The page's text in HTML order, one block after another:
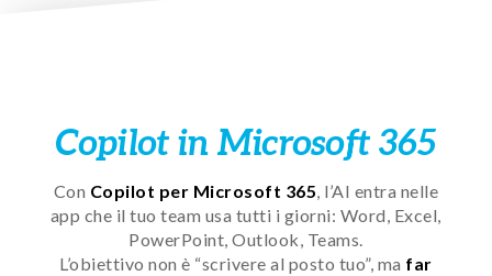
Copilot in Microsoft 365
Con Copilot per Microsoft 365, l’AI entra nelle
app che il tuo team usa tutti i giorni: Word, Excel,
PowerPoint, Outlook, Teams.
L’obiettivo non è “scrivere al posto tuo”, ma far